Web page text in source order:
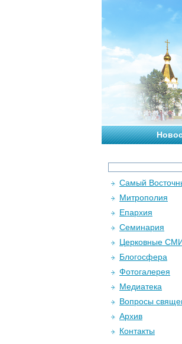
Самый
Митрополия
Епархия
Семинария
Церковные
Блогосфера
Фотогалерея
Медиатека
Вопросы
Архив
Контакты